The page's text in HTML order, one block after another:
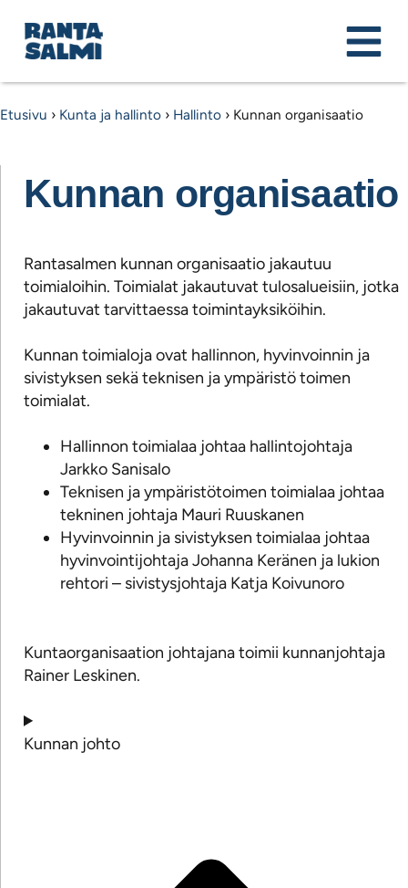
Etusivu › Kunta ja hallinto › Hallinto › Kunnan organisaatio
Kunnan organisaatio
Rantasalmen kunnan organisaatio jakautuu
toimialoihin. Toimialat jakautuvat tulosalueisiin, jotka
jakautuvat tarvittaessa toimintayksiköihin.
Kunnan toimialoja ovat hallinnon, hyvinvoinnin ja
sivistyksen sekä teknisen ja ympäristö toimen
toimialat.
Hallinnon toimialaa johtaa hallintojohtaja
Jarkko Sanisalo
Teknisen ja ympäristötoimen toimialaa johtaa
tekninen johtaja Mauri Ruuskanen
Hyvinvoinnin ja sivistyksen toimialaa johtaa
hyvinvointijohtaja Johanna Keränen ja lukion
rehtori – sivistysjohtaja Katja Koivunoro
Kuntaorganisaation johtajana toimii kunnanjohtaja
Rainer Leskinen.
Kunnan johto